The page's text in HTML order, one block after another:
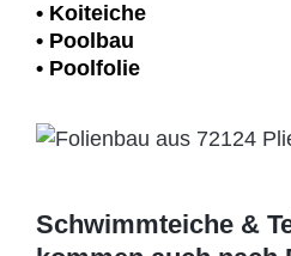
• Koiteiche
• Poolbau
• Poolfolie
Schwimmteiche &